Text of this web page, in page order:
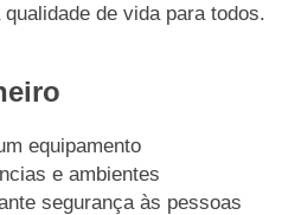
de vida para todos.
equipamento
e ambientes
segurança às pessoas